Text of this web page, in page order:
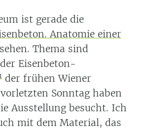
ist gerade die
Anatomie einer
Thema sind
Eisenbeton-
der frühen Wiener
Sonntag haben
Ausstellung besucht. Ich
mit dem Material, das